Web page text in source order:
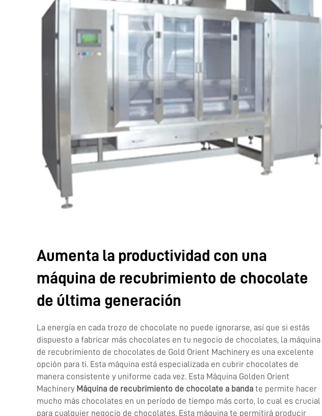
Aumenta la productividad con una
máquina de recubrimiento de chocolate
de última generación
La energía en cada trozo de chocolate no puede ignorarse, así que si estás
dispuesto a fabricar más chocolates en tu negocio de chocolates, la máquina
de recubrimiento de chocolates de Gold Orient Machinery es una excelente
opción para ti. Esta máquina está especializada en cubrir chocolates de
manera consistente y uniforme cada vez. Esta Máquina Golden Orient
Machinery Máquina de recubrimiento de chocolate a banda te permite hacer
mucho más chocolates en un período de tiempo más corto, lo cual es crucial
para cualquier negocio de chocolates. Esta máquina te permitirá producir